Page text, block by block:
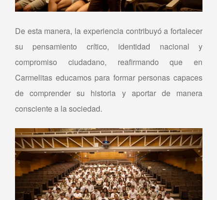
De esta manera, la experiencia contribuyó a fortalecer
su pensamiento crítico, identidad nacional y
compromiso ciudadano, reafirmando que en
Carmelitas educamos para formar personas capaces
de comprender su historia y aportar de manera
consciente a la sociedad.